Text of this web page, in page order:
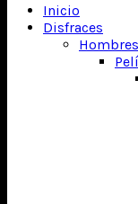
Inicio
Disfraces
Hombres